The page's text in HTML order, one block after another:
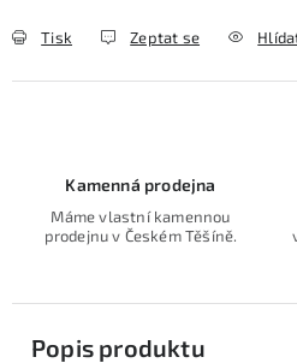
Tisk Zeptat se
Kamenná prodejna
Máme vlastní kamennou
prodejnu v Českém Těšíně.
Popis produktu